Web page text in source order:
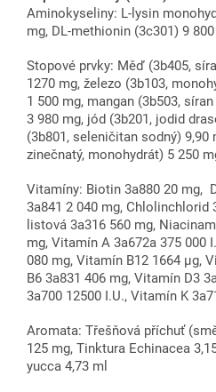
Aminokyseliny: L-lysin
mg, DL-methionin (3c301) 9
Stopové prvky: Měď (3b405,
1270 mg, železo (3b103,
1 500 mg, mangan (3b503,
3 980 mg, jód (3b201, jodid
(3b801, seleničitan sodný) 9,90
zinečnatý, monohydrát) 5 250
Vitamíny: Biotin 3a880 20 mg,
3a841 2 040 mg, Chlolinchlorid
listová 3a316 560 mg,
mg, Vitamín A 3a672a 375 000
080 mg, Vitamín B12 1664 μg,
B6 3a831 406 mg, Vitamín D3
3a700 12500 I.U., Vitamín K
Aromata: Třešňová příchuť
125 mg, Tinktura Echinacea
yucca 4,73 ml